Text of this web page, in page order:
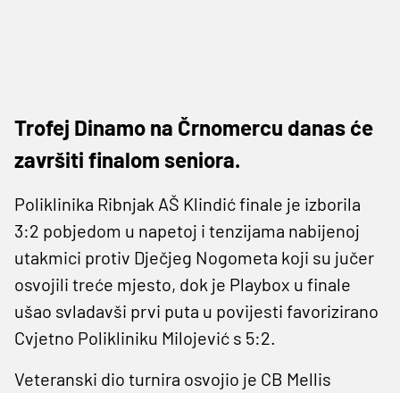
Trofej Dinamo na Črnomercu danas će
završiti finalom seniora.
Poliklinika Ribnjak AŠ Klindić finale je izborila
3:2 pobjedom u napetoj i tenzijama nabijenoj
utakmici protiv Dječjeg Nogometa koji su jučer
osvojili treće mjesto, dok je Playbox u finale
ušao svladavši prvi puta u povijesti favorizirano
Cvjetno Polikliniku Milojević s 5:2.
Veteranski dio turnira osvojio je CB Mellis